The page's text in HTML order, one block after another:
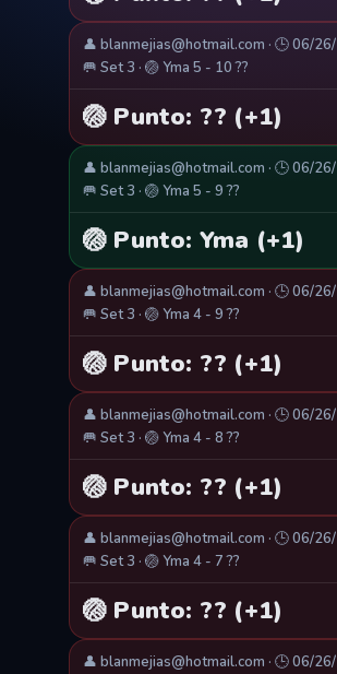
👤 blanmejias@hotmail.com · 🕒 06/
🥅 Set 3 · 🏐 Yma 5 - 10 ??
🏐 Punto: ?? (+1)
👤 blanmejias@hotmail.com · 🕒 06/
🥅 Set 3 · 🏐 Yma 5 - 9 ??
🏐 Punto: Yma (+1)
👤 blanmejias@hotmail.com · 🕒 06/
🥅 Set 3 · 🏐 Yma 4 - 9 ??
🏐 Punto: ?? (+1)
👤 blanmejias@hotmail.com · 🕒 06/
🥅 Set 3 · 🏐 Yma 4 - 8 ??
🏐 Punto: ?? (+1)
👤 blanmejias@hotmail.com · 🕒 06/
🥅 Set 3 · 🏐 Yma 4 - 7 ??
🏐 Punto: ?? (+1)
👤 blanmejias@hotmail.com · 🕒 06/